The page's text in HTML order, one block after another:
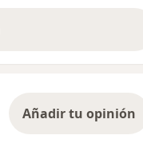
Añadir tu opinión